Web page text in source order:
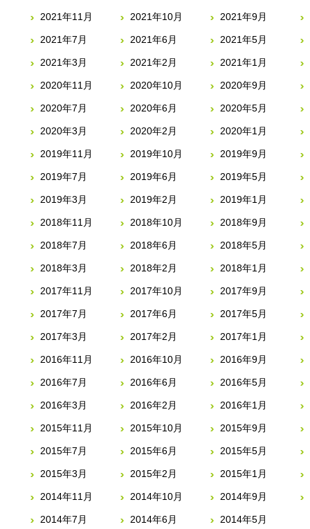
2021年11月 2021年10月 2021年9月
2021年7月 2021年6月 2021年5月
2021年3月 2021年2月 2021年1月
2020年11月 2020年10月 2020年9月
2020年7月 2020年6月 2020年5月
2020年3月 2020年2月 2020年1月
2019年11月 2019年10月 2019年9月
2019年7月 2019年6月 2019年5月
2019年3月 2019年2月 2019年1月
2018年11月 2018年10月 2018年9月
2018年7月 2018年6月 2018年5月
2018年3月 2018年2月 2018年1月
2017年11月 2017年10月 2017年9月
2017年7月 2017年6月 2017年5月
2017年3月 2017年2月 2017年1月
2016年11月 2016年10月 2016年9月
2016年7月 2016年6月 2016年5月
2016年3月 2016年2月 2016年1月
2015年11月 2015年10月 2015年9月
2015年7月 2015年6月 2015年5月
2015年3月 2015年2月 2015年1月
2014年11月 2014年10月 2014年9月
2014年7月 2014年6月 2014年5月